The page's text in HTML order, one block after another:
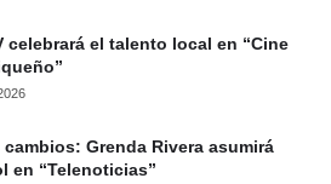
celebrará el talento local en “Cine
cambios: Grenda Rivera asumirá
en “Telenoticias”